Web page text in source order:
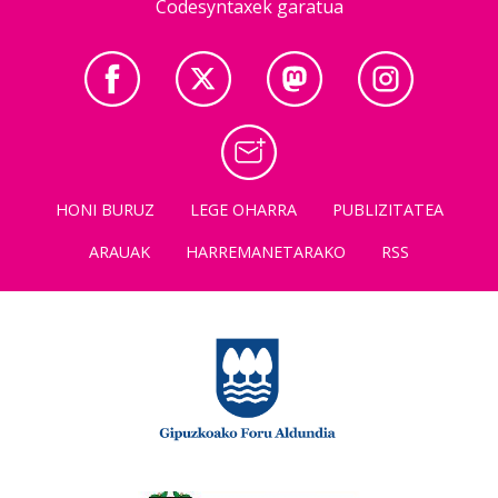
Codesyntaxek garatua
HONI BURUZ LEGE OHARRA
PUBLIZITATEA
ARAUAK
HARREMANETARAKO RSS